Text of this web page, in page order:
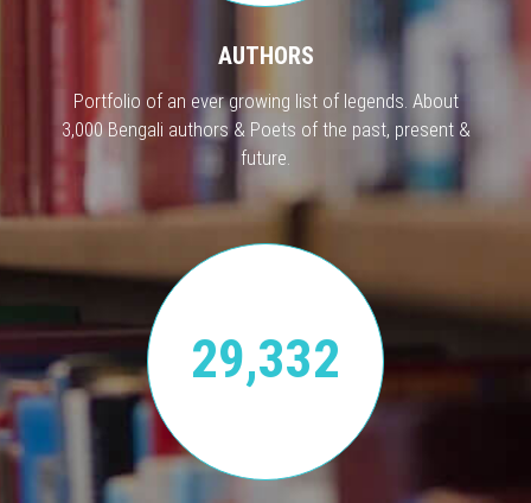
AUTHORS
Portfolio of an ever growing list of legends. About
3,000 Bengali authors & Poets of the past, present &
future.
29,332